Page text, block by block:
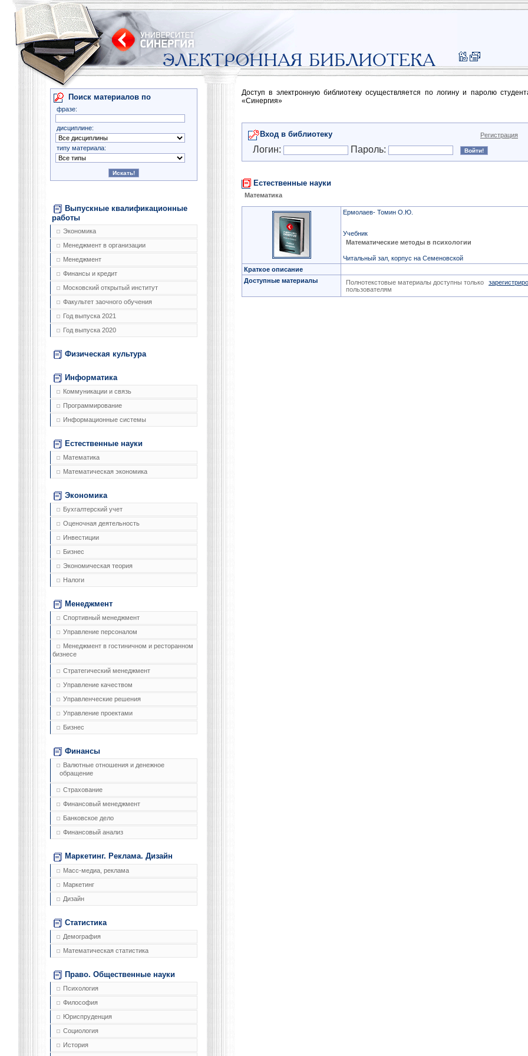
Поиск материалов по
фразе:
дисциплине:
типу материала:
Выпускные квалификационные
работы
Экономика
Менеджмент в организации
Менеджмент
Финансы и кредит
Московский открытый институт
Факультет заочного обучения
Год выпуска 2021
Год выпуска 2020
Физическая культура
Информатика
Коммуникации и связь
Программирование
Информационные системы
Естественные науки
Математика
Математическая экономика
Экономика
Бухгалтерский учет
Оценочная деятельность
Инвестиции
Бизнес
Экономическая теория
Налоги
Менеджмент
Спортивный менеджмент
Управление персоналом
Менеджмент в гостиничном и ресторанном
бизнесе
Стратегический менеджмент
Управление качеством
Управленческие решения
Управление проектами
Бизнес
Финансы
Валютные отношения и денежное
обращение
Страхование
Финансовый менеджмент
Банковское дело
Финансовый анализ
Маркетинг. Реклама. Дизайн
Масс-медиа, реклама
Маркетинг
Дизайн
Статистика
Демография
Математическая статистика
Право. Общественные науки
Психология
Философия
Юриспруденция
Социология
История
Доступ в электронную библиотеку осуществляется по логину и паролю
«Синергия»
Вход в библиотеку Регистрация
Логин: Пароль:
Естественные науки
Математика
Ермолаев- Томин О.Ю.
Учебник
Математические методы в психологии
Читальный зал, корпус на Семеновской
Краткое описание
Доступные материалы
Полнотекстовые материалы доступны только
пользователям